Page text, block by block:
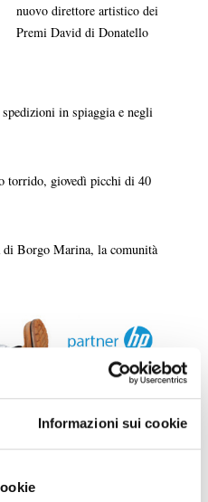
Informazioni sui cookie
nuovo direttore artistico dei
Premi David di Donatello
in spiaggia e negli
giovedì picchi di 40
Borgo Marina, la comunità